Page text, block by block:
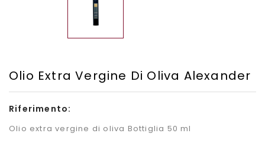
Olio Extra Vergine Di Oliva Alexander
Riferimento:
Olio extra vergine di oliva Bottiglia 50 ml